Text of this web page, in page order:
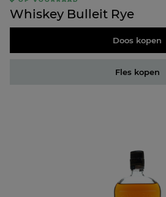
Whiskey Bulleit Rye
Doos kopen
Fles kopen